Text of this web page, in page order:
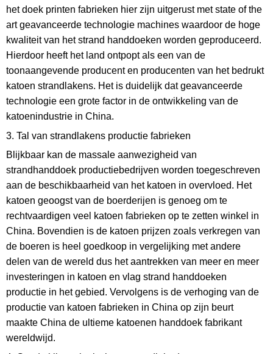
het doek printen fabrieken hier zijn uitgerust met state of the
art geavanceerde technologie machines waardoor de hoge
kwaliteit van het strand handdoeken worden geproduceerd.
Hierdoor heeft het land ontpopt als een van de
toonaangevende producent en producenten van het bedrukt
katoen strandlakens. Het is duidelijk dat geavanceerde
technologie een grote factor in de ontwikkeling van de
katoenindustrie in China.
3. Tal van strandlakens productie fabrieken
Blijkbaar kan de massale aanwezigheid van
strandhanddoek productiebedrijven worden toegeschreven
aan de beschikbaarheid van het katoen in overvloed. Het
katoen geoogst van de boerderijen is genoeg om te
rechtvaardigen veel katoen fabrieken op te zetten winkel in
China. Bovendien is de katoen prijzen zoals verkregen van
de boeren is heel goedkoop in vergelijking met andere
delen van de wereld dus het aantrekken van meer en meer
investeringen in katoen en vlag strand handdoeken
productie in het gebied. Vervolgens is de verhoging van de
productie van katoen fabrieken in China op zijn beurt
maakte China de ultieme katoenen handdoek fabrikant
wereldwijd.